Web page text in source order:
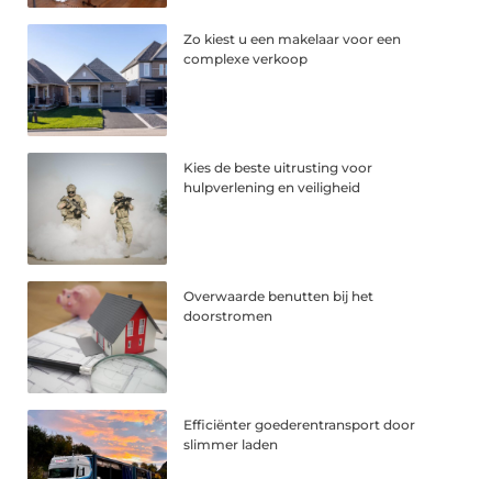
Zo kiest u een makelaar voor een
complexe verkoop
Kies de beste uitrusting voor
hulpverlening en veiligheid
Overwaarde benutten bij het
doorstromen
Efficiënter goederentransport door
slimmer laden